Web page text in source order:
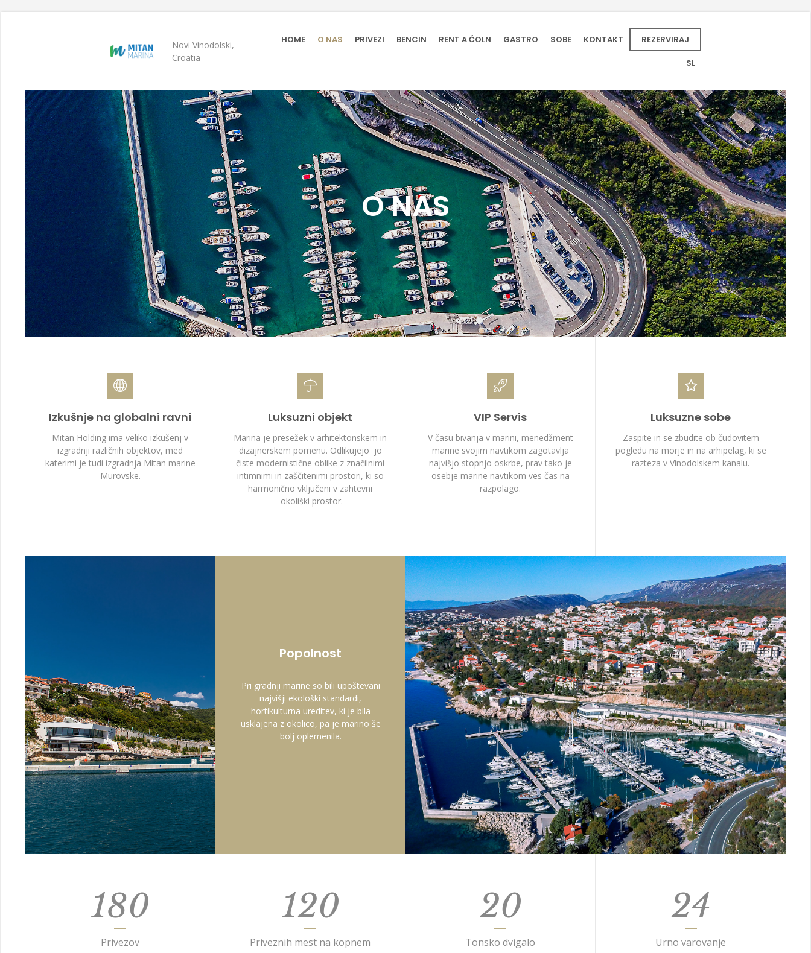
Novi Vinodolski,
Croatia
HOME O NAS PRIVEZI BENCIN RENT A ČOLN GASTRO SOBE KONTAKT REZERVIRAJ
SL
O NAS
Izkušnje na globalni ravni
Mitan Holding ima veliko izkušenj v
izgradnji različnih objektov, med
katerimi je tudi izgradnja Mitan marine
Murovske.
Luksuzni objekt
Marina je presežek v arhitektonskem in
dizajnerskem pomenu. Odlikujejo jo
čiste modernistične oblike z značilnimi
intimnimi in zaščitenimi prostori, ki so
harmonično vključeni v zahtevni
okoliški prostor.
VIP Servis
V času bivanja v marini, menedžment
marine svojim navtikom zagotavlja
najvišjo stopnjo oskrbe, prav tako je
osebje marine navtikom ves čas na
razpolago.
Luksuzne sobe
Zaspite in se zbudite ob čudovitem
pogledu na morje in na arhipelag, ki se
razteza v Vinodolskem kanalu.
Popolnost
Pri gradnji marine so bili upoštevani
najvišji ekološki standardi,
hortikulturna ureditev, ki je bila
usklajena z okolico, pa je marino še
bolj oplemenila.
180
Privezov
120
Priveznih mest na kopnem
20
Tonsko dvigalo
24
Urno varovanje